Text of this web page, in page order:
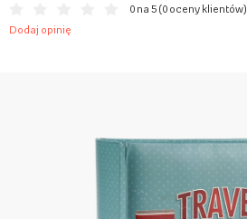
0 na 5 (0 oceny klientów)
Dodaj opinię